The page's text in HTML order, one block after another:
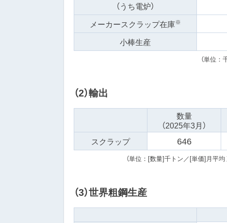
（うち電炉）
メーカースクラップ在庫※
小棒生産
（単位
（2）輸出
数量
（2025年3月）
スクラップ
646
（単位：[数量]千トン／[単価]月平均
（3）世界粗鋼生産